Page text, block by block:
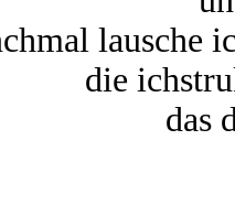
lausche
die
das